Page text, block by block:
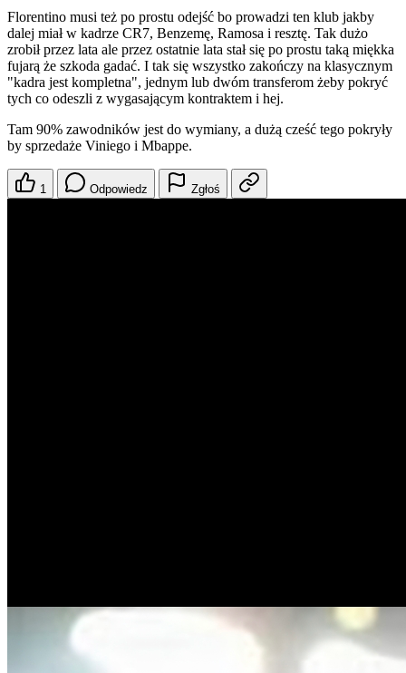
Florentino musi też po prostu odejść bo prowadzi ten klub jakby
dalej miał w kadrze CR7, Benzemę, Ramosa i resztę. Tak dużo
zrobił przez lata ale przez ostatnie lata stał się po prostu taką miękka
fujarą że szkoda gadać. I tak się wszystko zakończy na klasycznym
"kadra jest kompletna", jednym lub dwóm transferom żeby pokryć
tych co odeszli z wygasającym kontraktem i hej.
Tam 90% zawodników jest do wymiany, a dużą cześć tego pokryły
by sprzedaże Viniego i Mbappe.
1 Odpowiedz Zgłoś